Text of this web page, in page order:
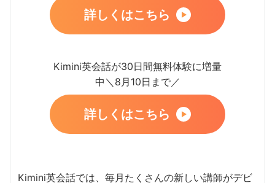
詳しくはこちら
Kimini英会話が30日間無料体験に増量
中＼8月10日まで／
詳しくはこちら
Kimini英会話では、毎月たくさんの新しい講師がデビ